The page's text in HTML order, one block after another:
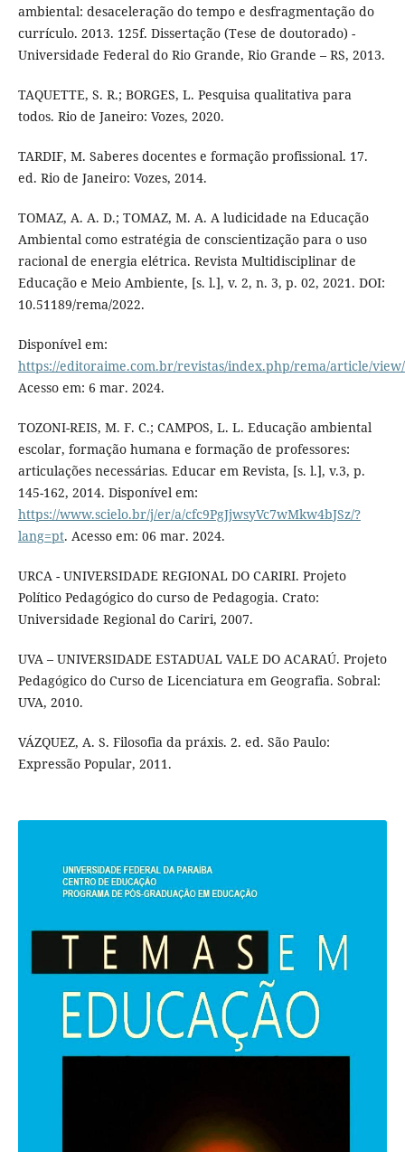
ambiental: desaceleração do tempo e desfragmentação do
currículo. 2013. 125f. Dissertação (Tese de doutorado) -
Universidade Federal do Rio Grande, Rio Grande – RS, 2013.
TAQUETTE, S. R.; BORGES, L. Pesquisa qualitativa para
todos. Rio de Janeiro: Vozes, 2020.
TARDIF, M. Saberes docentes e formação profissional. 17.
ed. Rio de Janeiro: Vozes, 2014.
TOMAZ, A. A. D.; TOMAZ, M. A. A ludicidade na Educação
Ambiental como estratégia de conscientização para o uso
racional de energia elétrica. Revista Multidisciplinar de
Educação e Meio Ambiente, [s. l.], v. 2, n. 3, p. 02, 2021. DOI:
10.51189/rema/2022.
Disponível em:
https://editoraime.com.br/revistas/index.php/rema/article/
Acesso em: 6 mar. 2024.
TOZONI-REIS, M. F. C.; CAMPOS, L. L. Educação ambiental
escolar, formação humana e formação de professores:
articulações necessárias. Educar em Revista, [s. l.], v.3, p.
145-162, 2014. Disponível em:
https://www.scielo.br/j/er/a/cfc9PgJjwsyVc7wMkw4bJSz/?
lang=pt. Acesso em: 06 mar. 2024.
URCA - UNIVERSIDADE REGIONAL DO CARIRI. Projeto
Político Pedagógico do curso de Pedagogia. Crato:
Universidade Regional do Cariri, 2007.
UVA – UNIVERSIDADE ESTADUAL VALE DO ACARAÚ. Projeto
Pedagógico do Curso de Licenciatura em Geografia. Sobral:
UVA, 2010.
VÁZQUEZ, A. S. Filosofia da práxis. 2. ed. São Paulo:
Expressão Popular, 2011.